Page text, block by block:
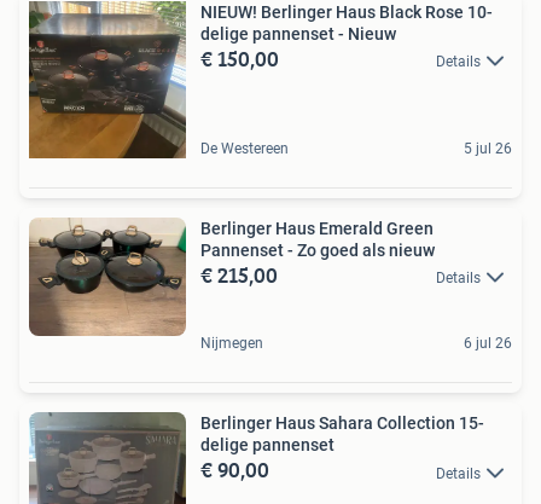
NIEUW! Berlinger Haus Black Rose 10-
delige pannenset - Nieuw
€ 150,00 Details
De Westereen 5 jul 26
Berlinger Haus Emerald Green
Pannenset - Zo goed als nieuw
€ 215,00 Details
Nijmegen 6 jul 26
Berlinger Haus Sahara Collection 15-
delige pannenset
€ 90,00 Details